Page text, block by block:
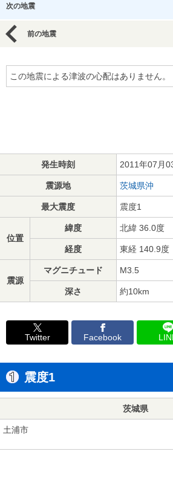
次の地震
前の地震
この地震による津波の心配はありません。
発生時刻 2011年07月
震源地 茨城県沖
最大震度 震度1
位置
緯度 北緯 36.0度
経度 東経 140.9度
震源
マグニチュード M3.5
深さ 約10km
Twitter Facebook
震度1
茨城県
土浦市